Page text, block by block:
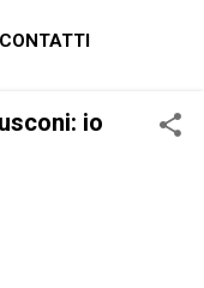
CONTATTI
io